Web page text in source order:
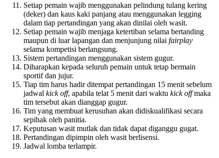
Setiap pemain wajib menggunakan pelindung tulang kering
(deker) dan kaus kaki panjang atau menggunakan legging
dalam tiap pertandingan yang akan dinilai oleh wasit.
Setiap pemain wajib menjaga ketertiban selama bertanding
maupun di luar lapangan dan menjunjung nilai fairplay
selama kompetisi berlangsung.
Sistem pertandingan menggunakan sistem gugur.
Diharapkan kepada seluruh pemain untuk tetap bermain
sportif dan jujur.
Tiap tim harus hadir ditempat pertandingan 15 menit sebelum
jadwal kick off, apabila telat 5 menit dari waktu kick offmaka
tim tersebut akan dianggap gugur.
Tim yang membuat kerusuhan akan didiskualifikasi secara
sepihak oleh panitia.
Keputusan wasit mutlak dan tidak dapat diganggu gugat.
Pertandingan dipimpin oleh wasit berlisensi.
Jadwal lomba terlampir.